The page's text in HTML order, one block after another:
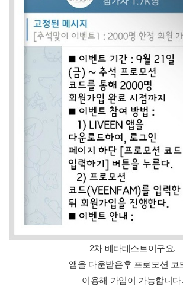
2차 베타테스트이구요.
앱을 다운받은후 프로모션 코
이용해 가입이 가능합니다.